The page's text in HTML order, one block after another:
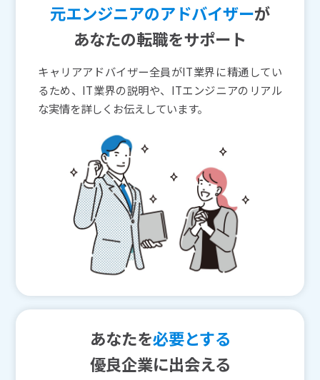
元エンジニアのアドバイザーが
あなたの転職をサポート
キャリアアドバイザー全員がIT業界に精通してい
るため、IT業界の説明や、ITエンジニアのリアル
な実情を詳しくお伝えしています。
あなたを必要とする
優良企業に出会える